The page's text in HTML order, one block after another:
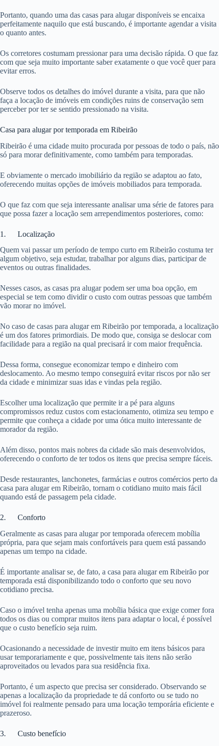
Portanto, quando uma das casas para alugar disponíveis se encaixa
perfeitamente naquilo que está buscando, é importante agendar a visita
o quanto antes.
Os corretores costumam pressionar para uma decisão rápida. O que faz
com que seja muito importante saber exatamente o que você quer para
evitar erros.
Observe todos os detalhes do imóvel durante a visita, para que não
faça a locação de imóveis em condições ruins de conservação sem
perceber por ter se sentido pressionado na visita.
Casa para alugar por temporada em Ribeirão
Ribeirão é uma cidade muito procurada por pessoas de todo o país, não
só para morar definitivamente, como também para temporadas.
E obviamente o mercado imobiliário da região se adaptou ao fato,
oferecendo muitas opções de imóveis mobiliados para temporada.
O que faz com que seja interessante analisar uma série de fatores para
que possa fazer a locação sem arrependimentos posteriores, como:
1. Localização
Quem vai passar um período de tempo curto em Ribeirão costuma ter
algum objetivo, seja estudar, trabalhar por alguns dias, participar de
eventos ou outras finalidades.
Nesses casos, as casas pra alugar podem ser uma boa opção, em
especial se tem como dividir o custo com outras pessoas que também
vão morar no imóvel.
No caso de casas para alugar em Ribeirão por temporada, a localização
é um dos fatores primordiais. De modo que, consiga se deslocar com
facilidade para a região na qual precisará ir com maior frequência.
Dessa forma, consegue economizar tempo e dinheiro com
deslocamento. Ao mesmo tempo conseguirá evitar riscos por não ser
da cidade e minimizar suas idas e vindas pela região.
Escolher uma localização que permite ir a pé para alguns
compromissos reduz custos com estacionamento, otimiza seu tempo e
permite que conheça a cidade por uma ótica muito interessante de
morador da região.
Além disso, pontos mais nobres da cidade são mais desenvolvidos,
oferecendo o conforto de ter todos os itens que precisa sempre fáceis.
Desde restaurantes, lanchonetes, farmácias e outros comércios perto da
casa para alugar em Ribeirão, tornam o cotidiano muito mais fácil
quando está de passagem pela cidade.
2. Conforto
Geralmente as casas para alugar por temporada oferecem mobília
própria, para que sejam mais confortáveis para quem está passando
apenas um tempo na cidade.
É importante analisar se, de fato, a casa para alugar em Ribeirão por
temporada está disponibilizando todo o conforto que seu novo
cotidiano precisa.
Caso o imóvel tenha apenas uma mobília básica que exige comer fora
todos os dias ou comprar muitos itens para adaptar o local, é possível
que o custo benefício seja ruim.
Ocasionando a necessidade de investir muito em itens básicos para
usar temporariamente e que, possivelmente tais itens não serão
aproveitados ou levados para sua residência fixa.
Portanto, é um aspecto que precisa ser considerado. Observando se
apenas a localização da propriedade te dá conforto ou se tudo no
imóvel foi realmente pensado para uma locação temporária eficiente e
prazeroso.
3. Custo benefício